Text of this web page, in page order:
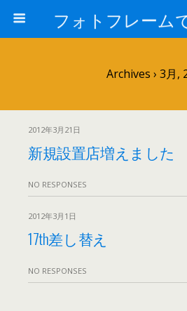
フォトフレーム
Archives › 3月,
2012年3月21日
新規設置店増えました
NO RESPONSES
2012年3月1日
17th差し替え
NO RESPONSES